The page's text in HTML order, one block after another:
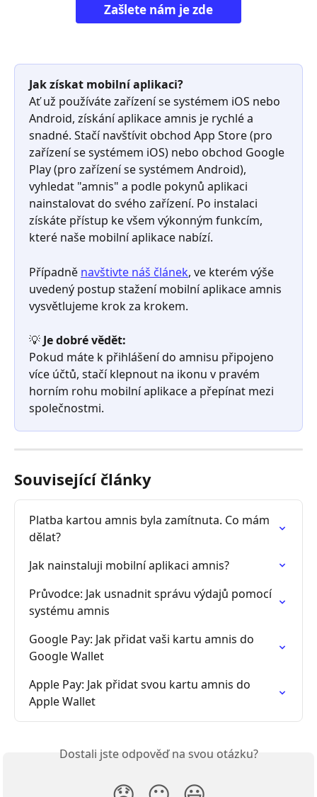
Zašlete nám je zde
Jak získat mobilní aplikaci?
Ať už používáte zařízení se systémem iOS nebo
Android, získání aplikace amnis je rychlé a
snadné. Stačí navštívit obchod App Store (pro
zařízení se systémem iOS) nebo obchod Google
Play (pro zařízení se systémem Android),
vyhledat "amnis" a podle pokynů aplikaci
nainstalovat do svého zařízení. Po instalaci
získáte přístup ke všem výkonným funkcím,
které naše mobilní aplikace nabízí.
Případně navštivte náš článek, ve kterém výše
uvedený postup stažení mobilní aplikace amnis
vysvětlujeme krok za krokem.
💡 Je dobré vědět:
Pokud máte k přihlášení do amnisu připojeno
více účtů, stačí klepnout na ikonu v pravém
horním rohu mobilní aplikace a přepínat mezi
společnostmi.
Související články
Platba kartou amnis byla zamítnuta. Co mám
dělat?
Jak nainstaluji mobilní aplikaci amnis?
Průvodce: Jak usnadnit správu výdajů pomocí
systému amnis
Google Pay: Jak přidat vaši kartu amnis do
Google Wallet
Apple Pay: Jak přidat svou kartu amnis do
Apple Wallet
Dostali jste odpověď na svou otázku?